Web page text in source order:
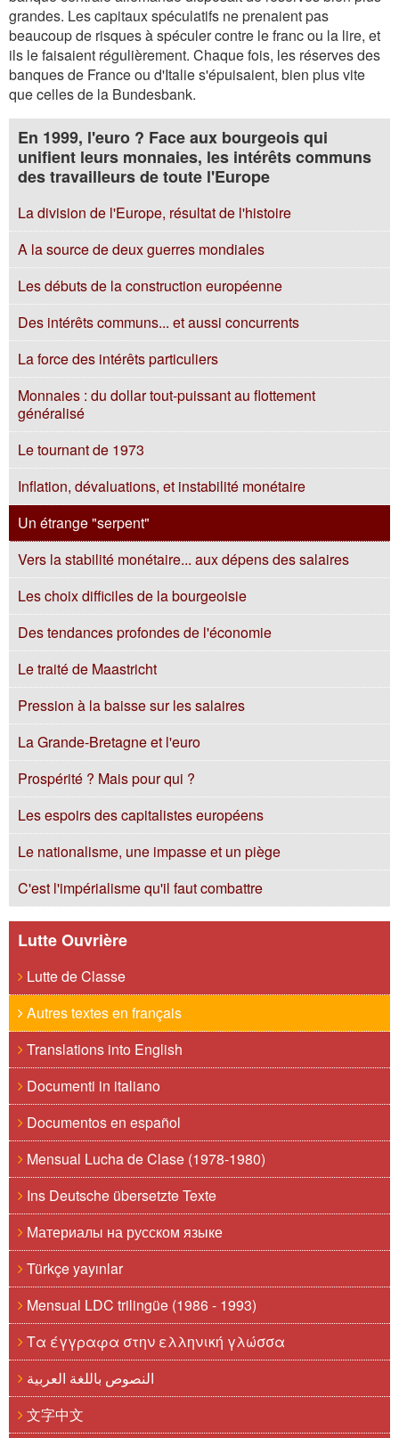
grandes. Les capitaux spéculatifs ne prenaient pas
beaucoup de risques à spéculer contre le franc ou la lire, et
ils le faisaient régulièrement. Chaque fois, les réserves des
banques de France ou d'Italie s'épuisaient, bien plus vite
que celles de la Bundesbank.
En 1999, l'euro ? Face aux bourgeois qui
unifient leurs monnaies, les intérêts communs
des travailleurs de toute l'Europe
La division de l'Europe, résultat de l'histoire
A la source de deux guerres mondiales
Les débuts de la construction européenne
Des intérêts communs... et aussi concurrents
La force des intérêts particuliers
Monnaies : du dollar tout-puissant au flottement
généralisé
Le tournant de 1973
Inflation, dévaluations, et instabilité monétaire
Un étrange "serpent"
Vers la stabilité monétaire... aux dépens des salaires
Les choix difficiles de la bourgeoisie
Des tendances profondes de l'économie
Le traité de Maastricht
Pression à la baisse sur les salaires
La Grande-Bretagne et l'euro
Prospérité ? Mais pour qui ?
Les espoirs des capitalistes européens
Le nationalisme, une impasse et un piège
C'est l'impérialisme qu'il faut combattre
Lutte Ouvrière
Lutte de Classe
Autres textes en français
Translations into English
Documenti in italiano
Documentos en español
Mensual Lucha de Clase (1978-1980)
Ins Deutsche übersetzte Texte
Материалы на русском языке
Türkçe yayınlar
Mensual LDC trilingüe (1986 - 1993)
Τα έγγραφα στην ελληνική γλώσσα
النصوص باللغة العربية
文字中文